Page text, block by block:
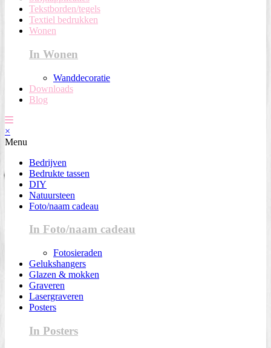
Tekstborden/tegels
Textiel bedrukken
Wonen
In Wonen
Wanddecoratie
Downloads
Blog
×
Menu
Bedrijven
Bedrukte tassen
DIY
Natuursteen
Foto/naam cadeau
In Foto/naam cadeau
Fotosieraden
Gelukshangers
Glazen & mokken
Graveren
Lasergraveren
Posters
In Posters